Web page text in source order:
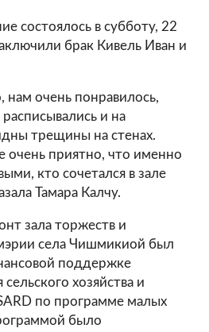
состоялось в субботу, 22
брак Кивель Иван и
нам очень понравилось,
и на
трещины на стенах.
очень приятно, что именно
кто сочетался в зале
Тамара Калчу.
зала торжеств и
села Чишмикиой был
поддержке
хозяйства и
по программе малых
было